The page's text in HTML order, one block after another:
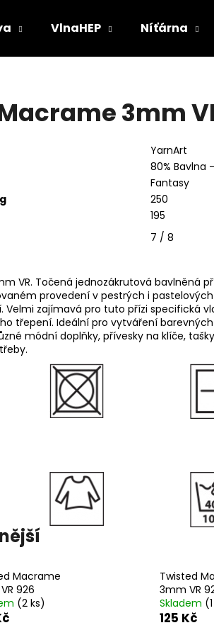
VlnaHEP Níťárna
3mm
YarnArt
80% Bavlna
Fantasy
250
195
7 / 8
VR. Točená jednozákrutová bavlněná
provedení v pestrých i
Velmi zajímavá pro tuto přízi specifická
třepení. Ideální pro vytváření
módní doplňky, přívesky na klíče,
Macrame
926
(2 ks)
Twisted
3mm VR
Skladem
125 Kč
16 CM 3
HIMALAYA
60 Kč